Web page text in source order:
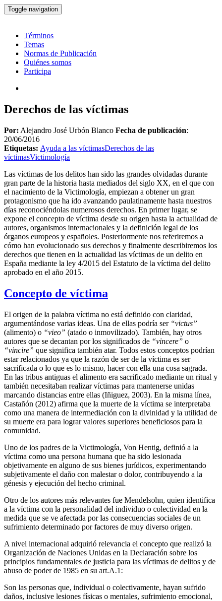
Toggle navigation
Términos
Temas
Normas de Publicación
Quiénes somos
Participa
Derechos de las víctimas
Por: Alejandro José Urbón Blanco Fecha de publicación:
20/06/2016
Etiquetas: Ayuda a las víctimasDerechos de las
víctimasVictimología
Las víctimas de los delitos han sido las grandes olvidadas durante
gran parte de la historia hasta mediados del siglo XX, en el que con
el nacimiento de la Victimología, empiezan a obtener un gran
protagonismo que ha ido avanzando paulatinamente hasta nuestros
días reconociéndolas numerosos derechos. En primer lugar, se
expone el concepto de víctima desde su origen hasta la actualidad de
autores, organismos internacionales y la definición legal de los
órganos europeos y españoles. Posteriormente nos referiremos a
cómo han evolucionado sus derechos y finalmente describiremos los
derechos que tienen en la actualidad las víctimas de un delito en
España mediante la ley 4/2015 del Estatuto de la víctima del delito
aprobado en el año 2015.
Concepto de víctima
El origen de la palabra víctima no está definido con claridad,
argumentándose varias ideas. Una de ellas podría ser “victus”
(alimento) o “vieo” (atado o inmovilizado). También, hay otros
autores que se decantan por los significados de “vincere” o
“vincire” que significa también atar. Todos estos conceptos podrían
estar relacionados ya que la razón de ser de la víctima es ser
sacrificada o lo que es lo mismo, hacer con ella una cosa sagrada.
En las tribus antiguas el alimento era sacrificado mediante un ritual y
también necesitaban realizar víctimas para mantenerse unidas
marcando distancias entre ellas (Iñiguez, 2003). En la misma línea,
Castañón (2012) afirma que la muerte de la víctima se interpretaba
como una manera de intermediación con la divinidad y la utilidad de
su muerte era para lograr valores superiores beneficiosos para la
comunidad.
Uno de los padres de la Victimología, Von Hentig, definió a la
víctima como una persona humana que ha sido lesionada
objetivamente en alguno de sus bienes jurídicos, experimentando
subjetivamente el daño con malestar o dolor, contribuyendo a la
génesis y ejecución del hecho criminal.
Otro de los autores más relevantes fue Mendelsohn, quien identifica
a la víctima con la personalidad del individuo o colectividad en la
medida que se ve afectada por las consecuencias sociales de un
sufrimiento determinado por factores de muy diverso origen.
A nivel internacional adquirió relevancia el concepto que realizó la
Organización de Naciones Unidas en la Declaración sobre los
principios fundamentales de justicia para las víctimas de delitos y de
abuso de poder de 1985 en su art.A.1:
Son las personas que, individual o colectivamente, hayan sufrido
daños, inclusive lesiones físicas o mentales, sufrimiento emocional,